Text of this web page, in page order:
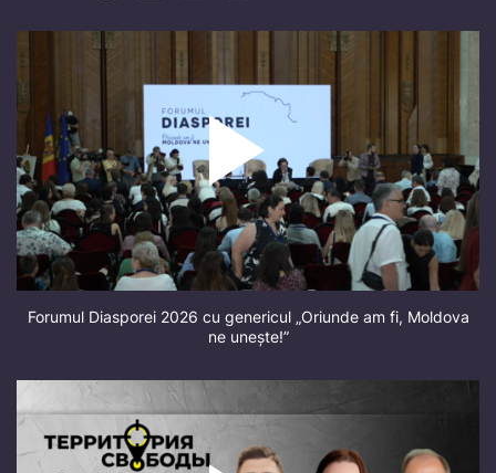
Forumul Diasporei 2026 cu genericul „Oriunde am fi, Moldova
ne unește!”